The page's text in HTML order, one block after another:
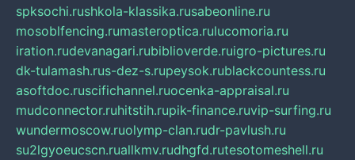
spksochi.rushkola-klassika.rusabeonline.ru
mosoblfencing.rumasteroptica.rulucomoria.ru
iration.rudevanagari.rubiblioverde.ruigro-pictures.ru
dk-tulamash.rus-dez-s.rupeysok.rublackcountess.ru
asoftdoc.ruscifichannel.ruocenka-appraisal.ru
mudconnector.ruhitstih.rupik-finance.ruvip-surfing.ru
wundermoscow.ruolymp-clan.rudr-pavlush.ru
su2lgyoeucscn.ruallkmv.rudhgfd.rutesotomeshell.ru